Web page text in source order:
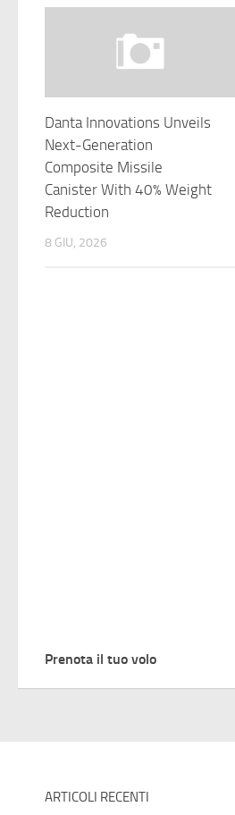
Danta Innovations Unveils
Next-Generation
Composite Missile
Canister With 40% Weight
Reduction
8 GIU, 2026
Prenota il tuo volo
ARTICOLI RECENTI